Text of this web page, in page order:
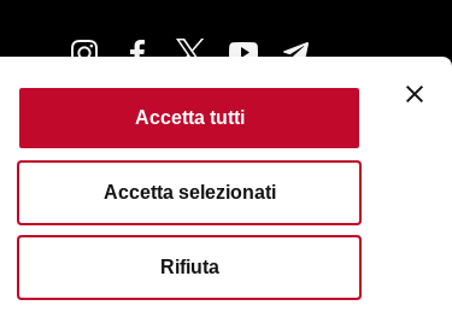
Accetta tutti
Accetta selezionati
Rifiuta
Condizioni di Utilizzo
Bologna Welcome | Piazza del Nettuno, 1,
| REA: BO - 573761 |
|